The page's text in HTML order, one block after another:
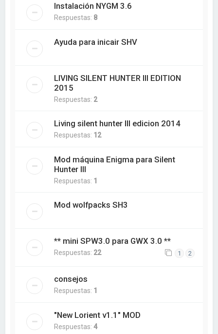
Instalación NYGM 3.6
Respuestas: 8
Ayuda para inicair SHV
LIVING SILENT HUNTER III EDITION
2015
Respuestas: 2
Living silent hunter III edicion 2014
Respuestas: 12
Mod máquina Enigma para Silent
Hunter III
Respuestas: 1
Mod wolfpacks SH3
** mini SPW3.0 para GWX 3.0 **
Respuestas: 22 1 2
consejos
Respuestas: 1
"New Lorient v1.1" MOD
Respuestas:4